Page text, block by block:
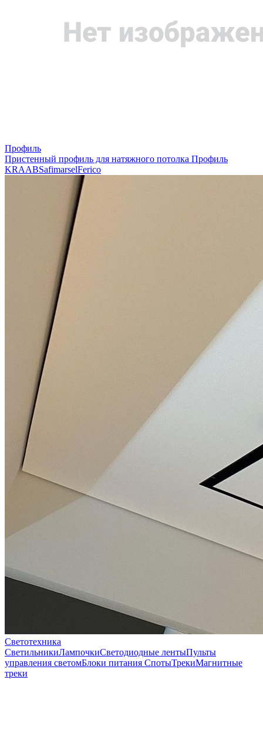
Профиль
Пристенный профиль для натяжного потолка Профиль
KRAABSafimarselFerico
Светотехника
СветильникиЛампочкиСветодиодные лентыПульты
управления светомБлоки питания СпотыТрекиМагнитные
треки